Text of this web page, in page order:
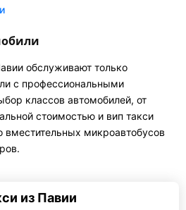
обслуживают только
с профессиональными
классов автомобилей, от
стоимостью и вип такси
вместительных микроавтобусов
из Павии